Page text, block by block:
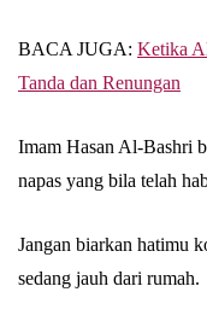
BACA JUGA: Ketika
Tanda dan Renungan
Imam Hasan Al-Bashri
napas yang bila telah
Jangan biarkan hatimu
sedang jauh dari rumah.